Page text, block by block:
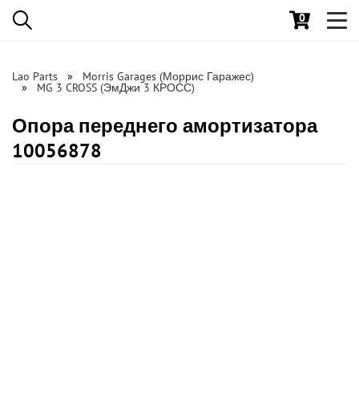
0
Lao Parts Morris Garages (Моррис Гаражес)
MG 3 CROSS (ЭмДжи 3 КРОСС)
Опора переднего амортизатора
10056878